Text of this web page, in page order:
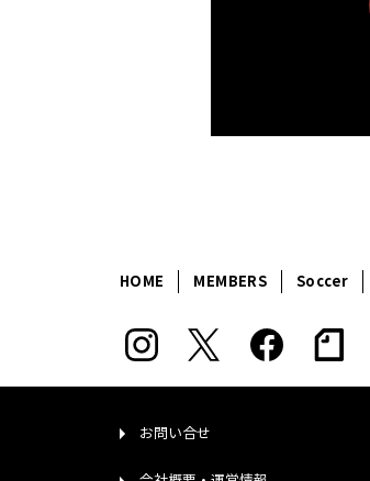
HOME MEMBERS Soccer
お問い合せ